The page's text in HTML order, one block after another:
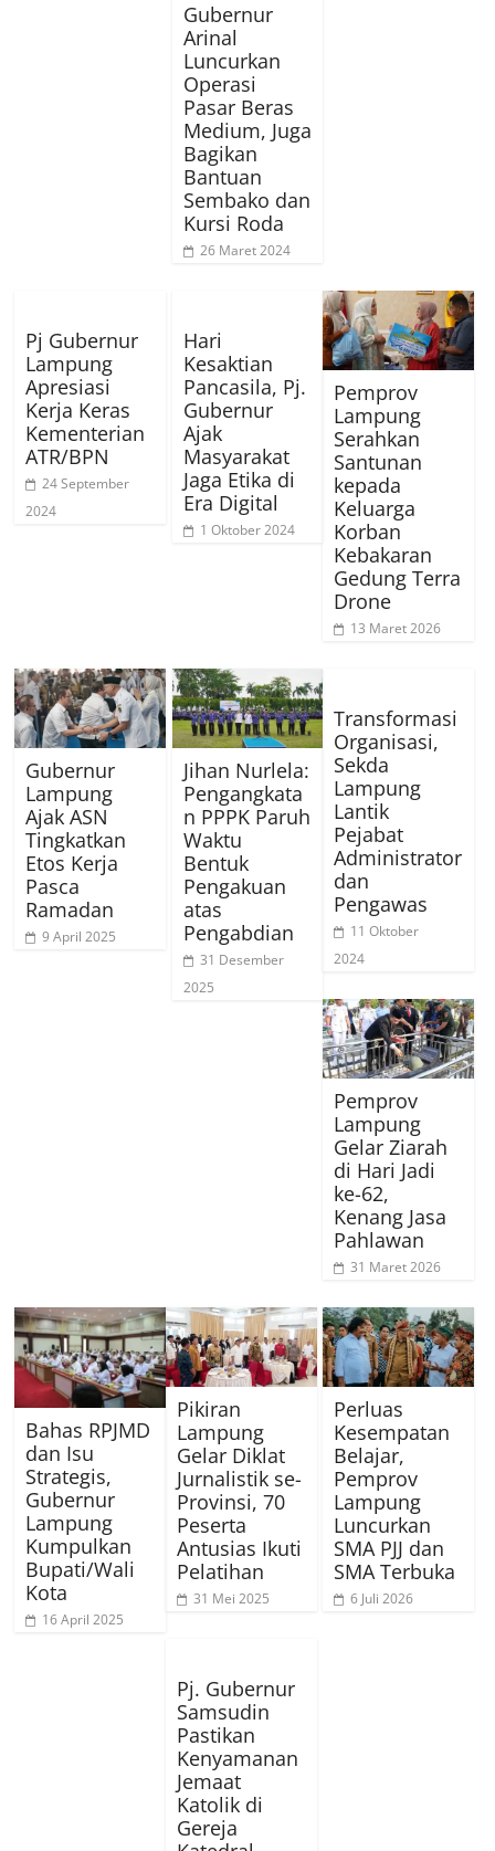
Gubernur
Arinal
Luncurkan
Operasi
Pasar Beras
Medium, Juga
Bagikan
Bantuan
Sembako dan
Kursi Roda
26 Maret 2024
Pj Gubernur
Lampung
Apresiasi
Kerja Keras
Kementerian
ATR/BPN
24 September
2024
Hari
Kesaktian
Pancasila, Pj.
Gubernur
Ajak
Masyarakat
Jaga Etika di
Era Digital
1 Oktober 2024
Pemprov
Lampung
Serahkan
Santunan
kepada
Keluarga
Korban
Kebakaran
Gedung Terra
Drone
13 Maret 2026
Gubernur
Lampung
Ajak ASN
Tingkatkan
Etos Kerja
Pasca
Ramadan
9 April 2025
Jihan Nurlela:
Pengangkata
n PPPK Paruh
Waktu
Bentuk
Pengakuan
atas
Pengabdian
31 Desember
2025
Transformasi
Organisasi,
Sekda
Lampung
Lantik
Pejabat
Administrator
dan
Pengawas
11 Oktober
2024
Pemprov
Lampung
Gelar Ziarah
di Hari Jadi
ke-62,
Kenang Jasa
Pahlawan
31 Maret 2026
Bahas RPJMD
dan Isu
Strategis,
Gubernur
Lampung
Kumpulkan
Bupati/Wali
Kota
16 April 2025
Pikiran
Lampung
Gelar Diklat
Jurnalistik se-
Provinsi, 70
Peserta
Antusias Ikuti
Pelatihan
31 Mei 2025
Perluas
Kesempatan
Belajar,
Pemprov
Lampung
Luncurkan
SMA PJJ dan
SMA Terbuka
6 Juli 2026
Pj. Gubernur
Samsudin
Pastikan
Kenyamanan
Jemaat
Katolik di
Gereja